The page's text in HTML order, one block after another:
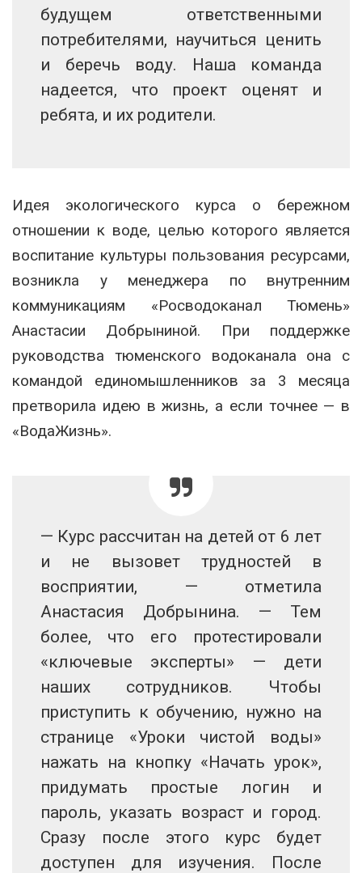
будущем ответственными
потребителями, научиться ценить
и беречь воду. Наша команда
надеется, что проект оценят и
ребята, и их родители.
Идея экологического курса o бережном
отношении к воде, целью которого является
воспитание культуры пользования ресурсами,
возникла у менеджера по внутренним
коммуникациям «Росводоканал Тюмень»
Анастасии Добрыниной. При поддержке
руководства тюменского водоканала она с
командой единомышленников за 3 месяца
претворила идею в жизнь, а если точнее — в
«ВодаЖизнь».
— Курс рассчитан на детей от 6 лет
и не вызовет трудностей в
восприятии, — отметила
Анастасия Добрынина. — Тем
более, что его протестировали
«ключевые эксперты» — дети
наших сотрудников. Чтобы
приступить к обучению, нужно на
странице «Уроки чистой воды»
нажать на кнопку «Начать урок»,
придумать простые логин и
пароль, указать возраст и город.
Сразу после этого курс будет
доступен для изучения. После